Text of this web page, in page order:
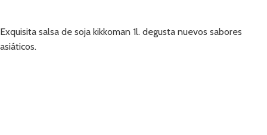
Exquisita salsa de soja kikkoman 1l. degusta nuevos sabores
asiáticos.